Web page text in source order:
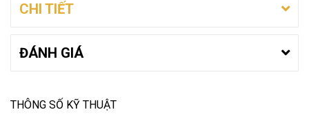
CHI TIẾT
ĐÁNH GIÁ
THÔNG SỐ KỸ THUẬT